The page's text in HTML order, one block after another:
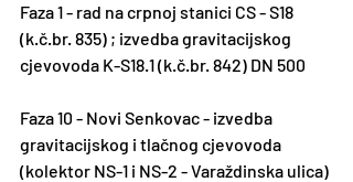
Faza 1 - rad na crpnoj stanici CS - S18
(k.č.br. 835) ; izvedba gravitacijskog
cjevovoda K-S18.1 (k.č.br. 842) DN 500
Faza 10 - Novi Senkovac - izvedba
gravitacijskog i tlačnog cjevovoda
(kolektor NS-1 i NS-2 - Varaždinska ulica)